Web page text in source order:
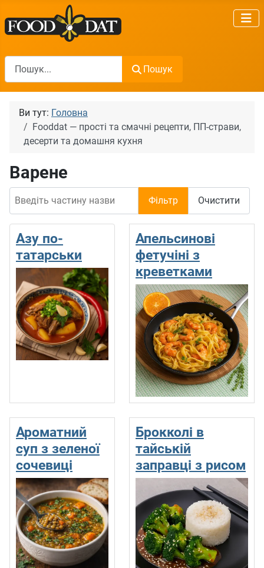
Пошук
Пошук
Ви тут: Головна
Fooddat — прості та смачні рецепти, ПП-страви,
десерти та домашня кухня
Варене
Фільтр Очистити
Азу по-
татарськи
Апельсинові
фетучіні з
креветками
Ароматний
суп з зеленої
сочевиці
Брокколі в
тайській
заправці з рисом